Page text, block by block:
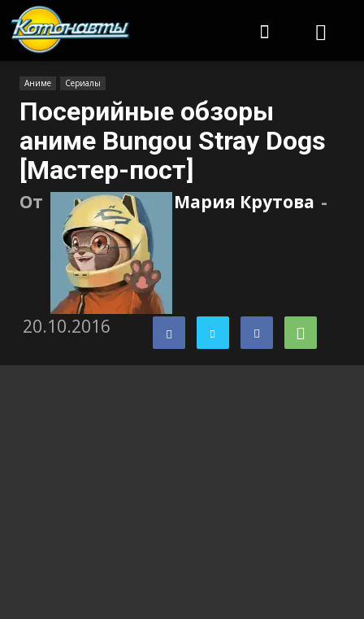
Аниме Сериалы
Посерийные обзоры
аниме Bungou Stray Dogs
[Мастер-пост]
От Мария Крутова -
20.10.2016